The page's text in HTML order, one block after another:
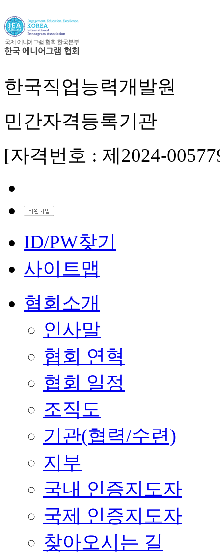
한국직업능력개발원
민간자격등록기관
[자격번호 : 제2024-
ID/PW찾기
사이트맵
협회소개
인사말
협회 연혁
협회 일정
조직도
기관(협력/수련)
지부
국내 인증지도자
국제 인증지도자
찾아오시는 길